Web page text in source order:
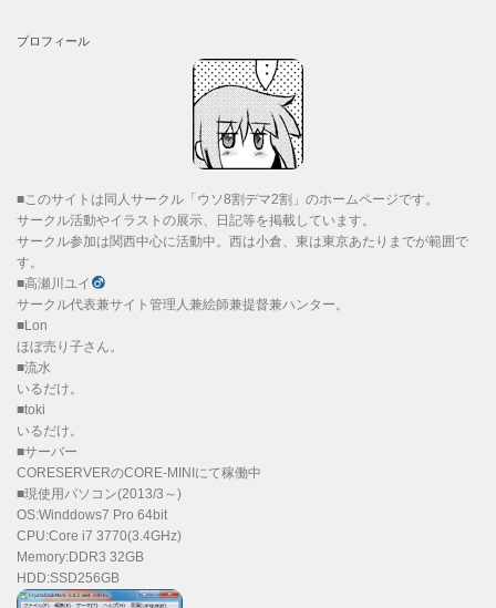
プロフィール
■このサイトは同人サークル「ウソ8割デマ2割」のホームページです。
サークル活動やイラストの展示、日記等を掲載しています。
サークル参加は関西中心に活動中。西は小倉、東は東京あたりまでが範囲で
す。
■高瀬川ユイ
サークル代表兼サイト管理人兼絵師兼提督兼ハンター。
■Lon
ほぼ売り子さん。
■流水
いるだけ。
■toki
いるだけ。
■サーバー
CORESERVERのCORE-MINIにて稼働中
■現使用パソコン(2013/3～)
OS:Winddows7 Pro 64bit
CPU:Core i7 3770(3.4GHz)
Memory:DDR3 32GB
HDD:SSD256GB